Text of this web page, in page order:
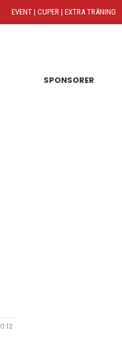
EVENT | CUPER | EXTRA TRÄNING
SPONSORER